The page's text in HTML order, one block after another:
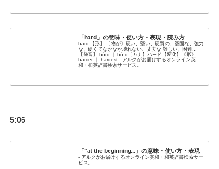
「hard」の意味・使い方・表現・読み方
hard 【形】 〔物が〕硬い、堅い、硬質の、堅固な、強力
な、硬くてなかなか壊れない、丈夫な 難しい、困難...
【発音】 hɑ́rd ｜ hɑ́ːd【カナ】ハード【変化】《形》
harder ｜ hardest - アルクがお届けするオンライン英
和・和英辞書検索サービス。
5:06
「"at the beginning...」の意味・使い方・表現
- アルクがお届けするオンライン英和・和英辞書検索サー
ビス。